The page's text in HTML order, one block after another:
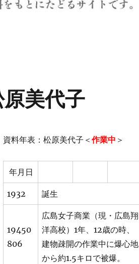
美代子
資料年表：松原美代子＜ 作業中 ＞
年月日
1932 誕生
19450
806
広島女子商業（現・広島翔
洋高校）1年、12歳の時、
建物疎開の作業中に爆心地
から約1.5キロで被爆。